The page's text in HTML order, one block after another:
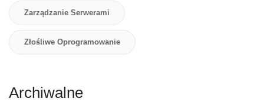
Zarządzanie Serwerami
Złośliwe Oprogramowanie
Archiwalne